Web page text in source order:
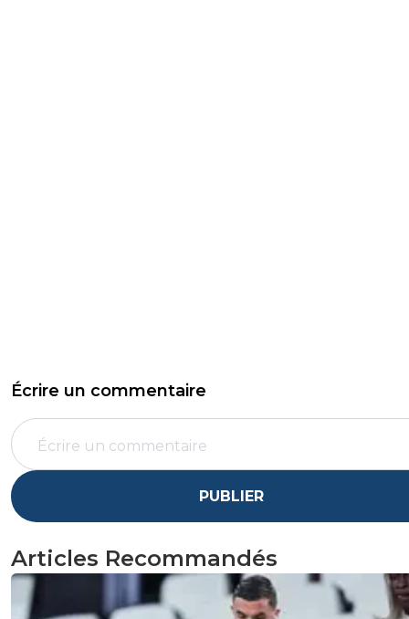
Écrire un commentaire
PUBLIER
Articles Recommandés